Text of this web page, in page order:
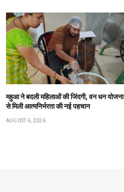
महुआ ने बदली महिलाओं की जिंदगी, वन धन योजना
से मिली आत्मनिर्भरता की नई पहचान
AUGUST 6, 2026